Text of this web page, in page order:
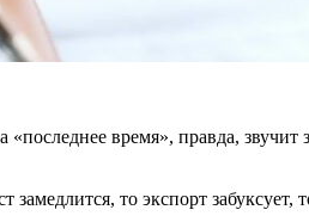
время», правда,
замедлится, то экспорт забуксует,